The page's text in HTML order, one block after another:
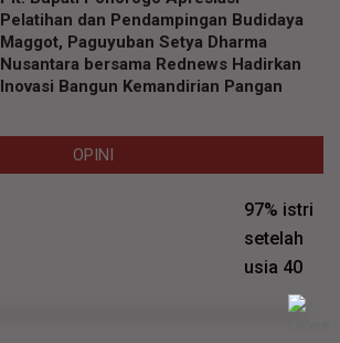
Pelatihan dan Pendampingan Budidaya
Maggot, Paguyuban Setya Dharma
Nusantara bersama Rednews Hadirkan
Inovasi Bangun Kemandirian Pangan
OPINI
97% istri
setelah
usia 40